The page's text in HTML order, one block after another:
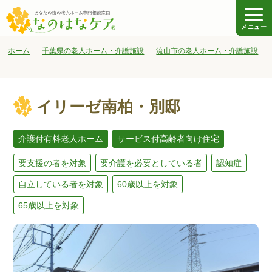
メニュー
ホーム 千葉県の老人ホーム・介護施設 流山市の老人ホーム・介護施設
イリーゼ南柏・別邸
介護付有料老人ホーム サービス付高齢者向け住宅
要支援の者を対象 要介護を必要としている者 認知症
自立している者を対象 60歳以上を対象
65歳以上を対象